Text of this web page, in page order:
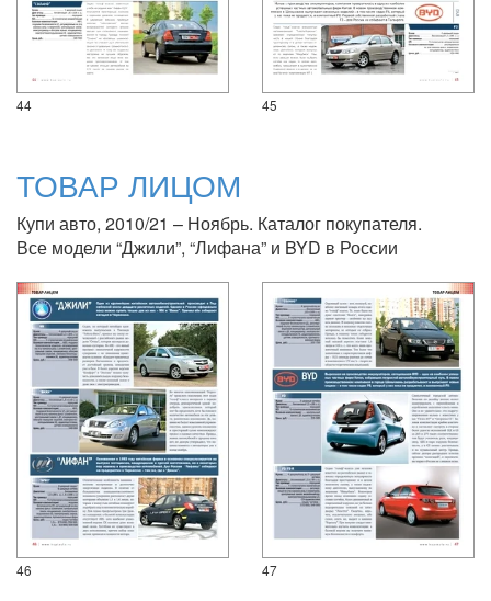
44 45
ТОВАР ЛИЦОМ
Купи авто, 2010/21 – Ноябрь. Каталог покупателя.
Все модели “Джили”, “Лифана” и BYD в России
46 47